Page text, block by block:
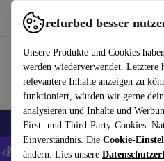
refurbed besser
Unsere Produkte und Cookies
werden wiederverwendet. Letztere
relevantere Inhalte anzeigen zu
funktioniert, würden wir gerne
analysieren und Inhalte und
First- und Third-Party-Cookies.
Einverständnis. Die Cookie-
ändern. Lies unsere
refurbed schnell und einfach nutzen
🎒 Back to school Handys Laptops
💰 Extra -8% auf Samsung- und